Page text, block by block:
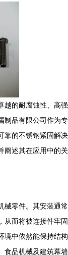
越的耐腐蚀性、高强
制品有限公司作为专
靠的不锈钢紧固解决
阐述其在应用中的关
械零件。其安装通常
从而将被连接件牢固
境中依然能保持结构
食品机械及建筑幕墙